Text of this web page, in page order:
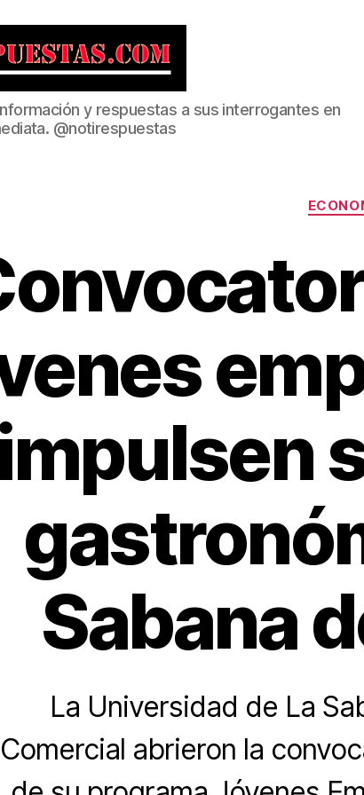
y respuestas a sus interrogantes en
@notirespuestas
impulsen
Sabana
La Universidad de La
Comercial abrieron la